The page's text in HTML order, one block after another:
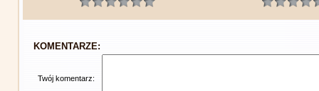
KOMENTARZE:
Twój komentarz: